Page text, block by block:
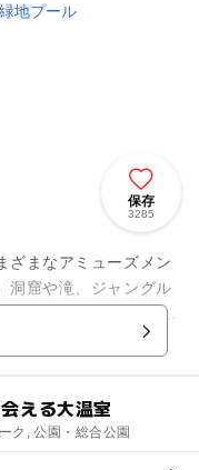
保存
3285
ざまなアミューズメン
洞窟や滝、ジャングル
ジーなどのリラクゼー
える大温室
ク, 公園・総合公園